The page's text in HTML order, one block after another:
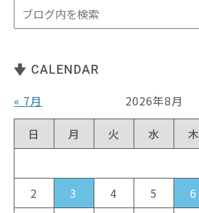
CALENDAR
« 7月
2026年8月
日
月 火 水 木
2
3 4 5 6